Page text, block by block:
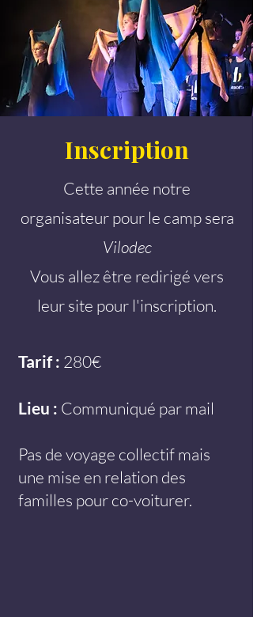
Inscription
Cette année notre
organisateur pour le camp sera
Vilodec
Vous allez être redirigé vers
leur site pour l'inscription.
Tarif : 280€
Lieu : Communiqué par mail
Pas de voyage collectif mais
une mise en relation des
familles pour co-voiturer.